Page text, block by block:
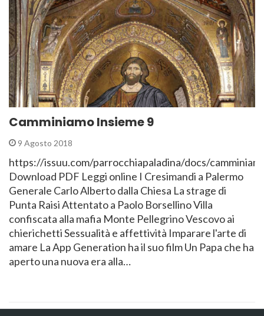
Camminiamo Insieme 9
9 Agosto 2018
https://issuu.com/parrocchiapaladina/docs/
Download PDF Leggi online I Cresimandi a Palermo
Generale Carlo Alberto dalla Chiesa La strage di
Punta Raisi Attentato a Paolo Borsellino Villa
confiscata alla mafia Monte Pellegrino Vescovo ai
chierichetti Sessualità e affettività Imparare l'arte di
amare La App Generation ha il suo film Un Papa che ha
aperto una nuova era alla…